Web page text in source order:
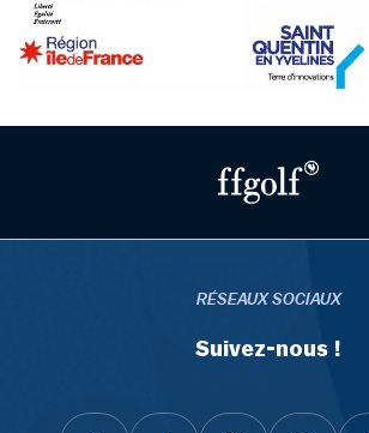
RÉSEAUX SOCIAUX
Suivez-nous !